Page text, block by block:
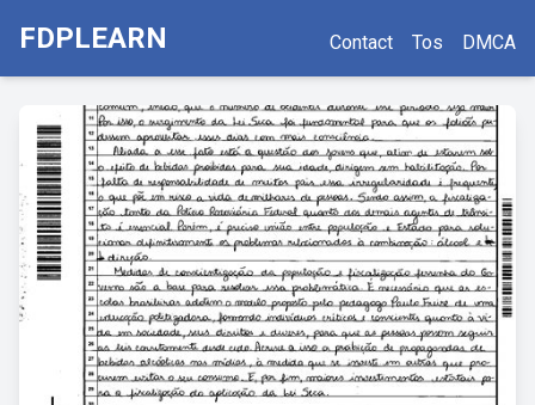
FDPLEARN Contact Tos DMCA